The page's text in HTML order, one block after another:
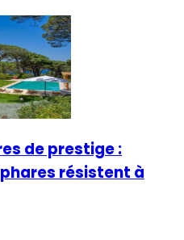
de prestige :
résistent à